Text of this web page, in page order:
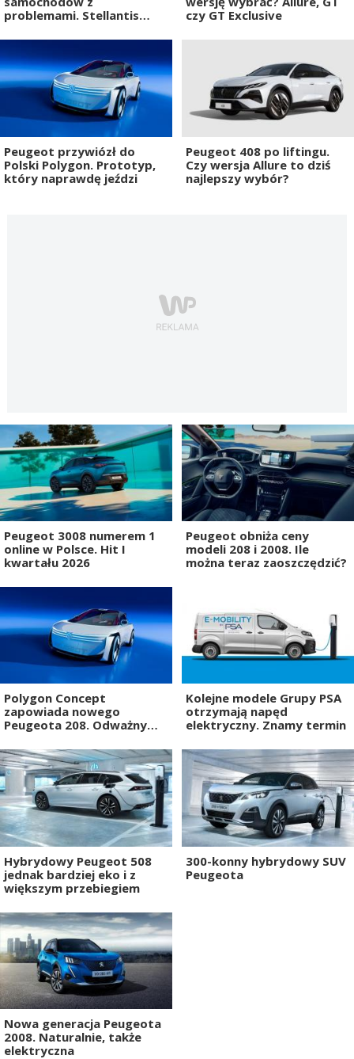
problemami. Stellantis
naprawczą
czy GT Exclusive
Peugeot przywiózł do
Polski Polygon. Prototyp,
który naprawdę jeździ
Peugeot 408 po liftingu.
Czy wersja Allure to dziś
najlepszy wybór?
Peugeot 3008 numerem 1
online w Polsce. Hit I
kwartału 2026
Peugeot obniża ceny
modeli 208 i 2008. Ile
można teraz zaoszczędzić?
Polygon Concept
zapowiada nowego
Peugeota 208. Odważny
Kolejne modele Grupy PSA
otrzymają napęd
elektryczny. Znamy termin
Hybrydowy Peugeot 508
jednak bardziej eko i z
większym przebiegiem
300-konny hybrydowy SUV
Peugeota
Nowa generacja Peugeota
2008. Naturalnie, także
elektryczna